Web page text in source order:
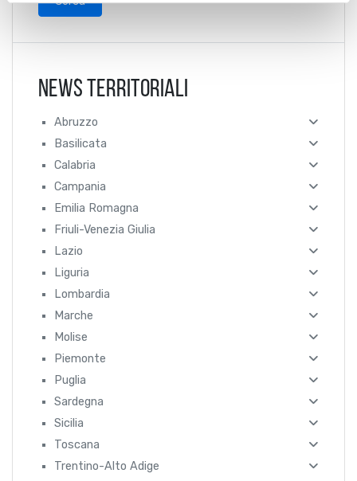
News Territoriali
Abruzzo
Basilicata
Calabria
Campania
Emilia Romagna
Friuli-Venezia Giulia
Lazio
Liguria
Lombardia
Marche
Molise
Piemonte
Puglia
Sardegna
Sicilia
Toscana
Trentino-Alto Adige